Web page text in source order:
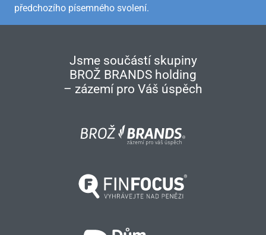
předchozího písemného svolení.
Jsme součástí skupiny
BROŽ BRANDS holding
– zázemí pro Váš úspěch